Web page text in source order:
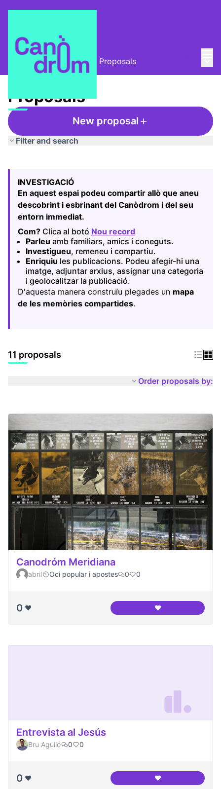
L'Alzina i el Canòdrom Proposals
Proposals
New proposal
Filter and search
−
INVESTIGACIÓ
En aquest espai podeu compartir allò que aneu
descobrint i esbrinant del Canòdrom i del seu
entorn immediat.
Com? Clica al botó Nou record
(Opens in new tab)
Parleu amb familiars, amics i coneguts.
Investigueu, remeneu i compartiu.
Enriquiu les publicacions. Podeu afegir-hi una
imatge, adjuntar arxius, assignar una categoria
i geolocalitzar la publicació.
D'aquesta manera construïu plegades un mapa
de les memòries compartides.
11 proposals
Order proposals by:
Canodróm Meridiana
abril Oci popular i apostes 0 0
0 ❤️ ❤️Canodróm
Entrevista al Jesús
Bru Aguiló 0 0
0 ❤️ ❤️Entrevista al Jesús